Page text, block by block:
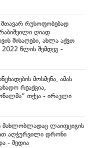
მთავარ რუსოფობებად
ღიად
მისაღები, ახლა აქვთ
2022 წლის შემდეგ -
მოსმენა, ამას
რეაქცია,
თქვა - ირაკლი
მახლობლადაც ლაიფციგის
აღჭურვილი დრონი
- მედია